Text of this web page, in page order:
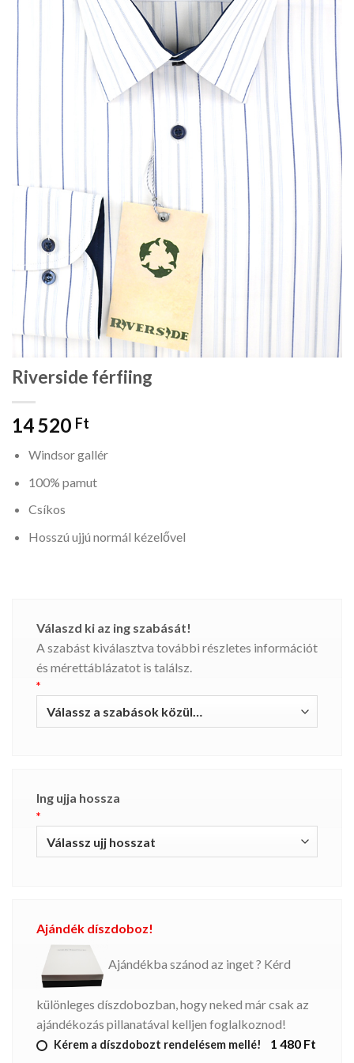
Riverside férfiing
14 520 Ft
Windsor gallér
100% pamut
Csíkos
Hosszú ujjú normál kézelővel
Válaszd ki az ing szabását!
A szabást kiválasztva további részletes információt
és mérettáblázatot is találsz.
*
Ing ujja hossza
*
Ajándék díszdoboz!
Ajándékba szánod az inget ? Kérd
különleges díszdobozban, hogy neked már csak az
ajándékozás pillanatával kelljen foglalkoznod!
Kérem a díszdobozt rendelésem mellé! 1 480 Ft